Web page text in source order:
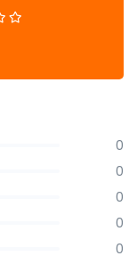
0
0
0
0
0